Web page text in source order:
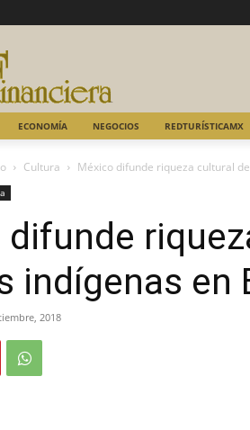
ECONOMÍA NEGOCIOS REDTURÍSTICAMX
Cultura México difunde riqueza cultural
difunde
indígenas en
2018